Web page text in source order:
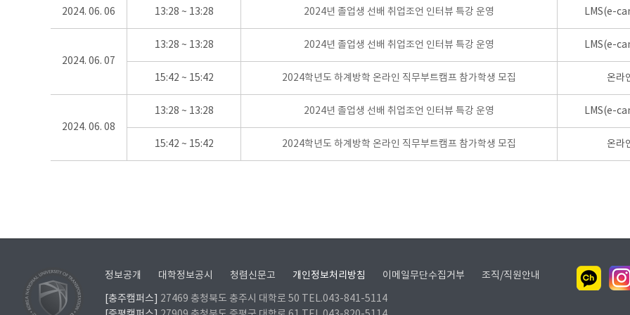
2024. 06. 06 13:28 ~ 13:28 2024년 졸업생 선배 취업조언 인터뷰 특강 운영 LMS(e-
2024. 06. 07
13:28 ~ 13:28 2024년 졸업생 선배 취업조언 인터뷰 특강 운영 LMS(e-
15:42 ~ 15:42 2024학년도 하계방학 온라인 직무부트캠프 참가학생 모집 온라
2024. 06. 08
13:28 ~ 13:28 2024년 졸업생 선배 취업조언 인터뷰 특강 운영 LMS(e-
15:42 ~ 15:42 2024학년도 하계방학 온라인 직무부트캠프 참가학생 모집 온라
정보공개 대학정보공시 청렴신문고 개인정보처리방침 이메일무단수집거부 조직/직원안내
[충주캠퍼스]
27469 충청북도 충주시 대학로 50 TEL.043-841-5114